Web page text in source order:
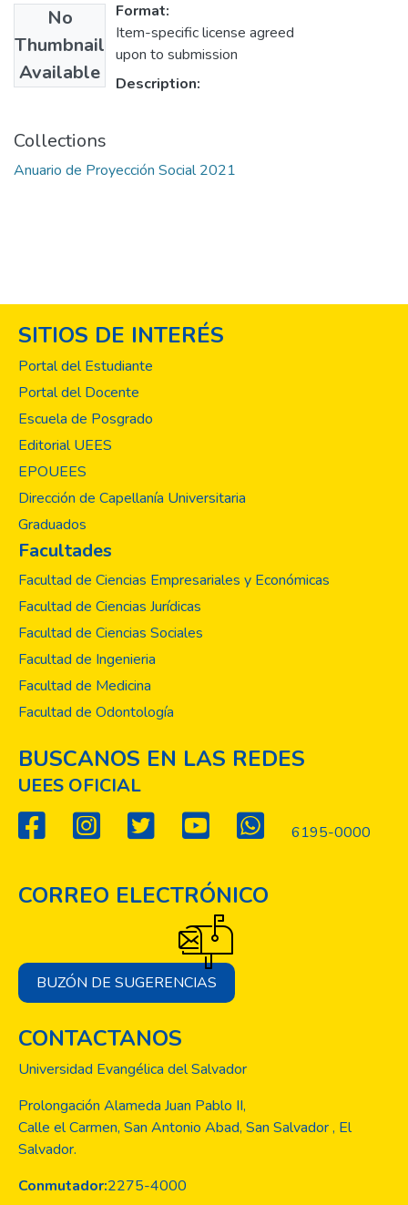
No
Thumbnail
Available
Format:
Item-specific license agreed
upon to submission
Description:
Collections
Anuario de Proyección Social 2021
SITIOS DE INTERÉS
Portal del Estudiante
Portal del Docente
Escuela de Posgrado
Editorial UEES
EPOUEES
Dirección de Capellanía Universitaria
Graduados
Facultades
Facultad de Ciencias Empresariales y Económicas
Facultad de Ciencias Jurídicas
Facultad de Ciencias Sociales
Facultad de Ingenieria
Facultad de Medicina
Facultad de Odontología
BUSCANOS EN LAS REDES
UEES OFICIAL
6195-0000
CORREO ELECTRÓNICO
BUZÓN DE SUGERENCIAS
CONTACTANOS
Universidad Evangélica del Salvador
Prolongación Alameda Juan Pablo II,
Calle el Carmen, San Antonio Abad, San Salvador , El
Salvador.
Conmutador:2275-4000